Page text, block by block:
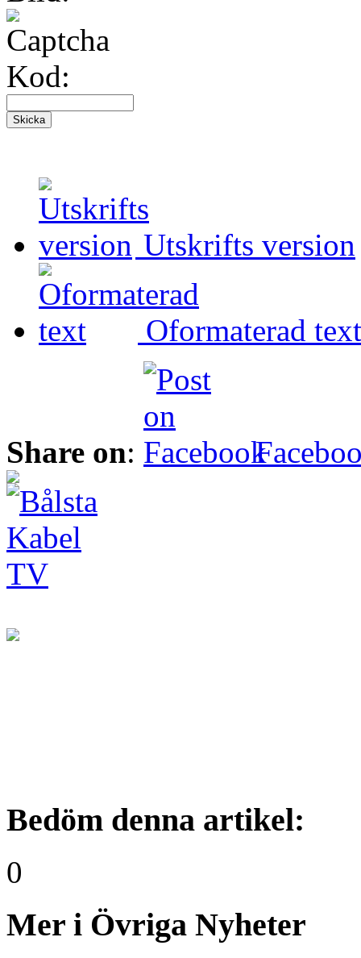
Kod:
Utskrifts version
Oformaterad text
Share on:
Bedöm denna artikel:
0
Mer i Övriga Nyheter